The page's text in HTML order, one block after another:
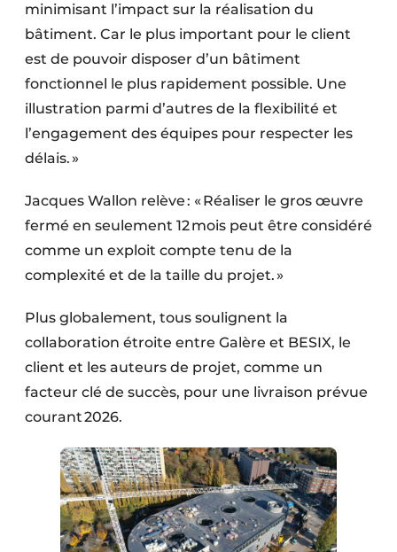
minimisant l’impact sur la réalisation du
bâtiment. Car le plus important pour le client
est de pouvoir disposer d’un bâtiment
fonctionnel le plus rapidement possible. Une
illustration parmi d’autres de la flexibilité et
l’engagement des équipes pour respecter les
délais. »
Jacques Wallon relève : « Réaliser le gros œuvre
fermé en seulement 12 mois peut être considéré
comme un exploit compte tenu de la
complexité et de la taille du projet. »
Plus globalement, tous soulignent la
collaboration étroite entre Galère et BESIX, le
client et les auteurs de projet, comme un
facteur clé de succès, pour une livraison prévue
courant 2026.